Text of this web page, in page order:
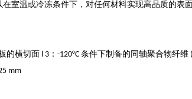
在室温或冷冻条件下，对任何材料实现高品质的
的横切面 l 3：-120°C 条件下制备的同轴聚合物纤
mm